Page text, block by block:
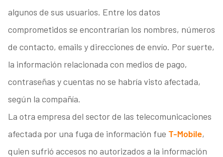
algunos de sus usuarios. Entre los datos
comprometidos se encontrarían los nombres, números
de contacto, emails y direcciones de envío. Por suerte,
la información relacionada con medios de pago,
contraseñas y cuentas no se habría visto afectada,
según la compañía.
La otra empresa del sector de las telecomunicaciones
afectada por una fuga de información fue T-Mobile,
quien sufrió accesos no autorizados a la información